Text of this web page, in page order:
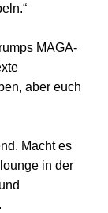
MAGA-
aber euch
Macht es
in der